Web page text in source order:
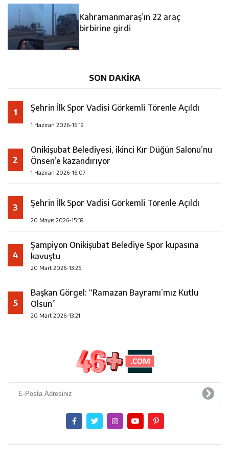
13:28 Yedi Güzel Adam Kütüphanesi ve Deneyim Müzesi
16:19 Şehrin İlk Spor Vadisi Görkemli Törenle Açıldı
Kahramanmaraş’ın 22 araç
birbirine girdi
SON DAKİKA
1 Şehrin İlk Spor Vadisi Görkemli Törenle Açıldı
1 Haziran 2026-16:19
2
Onikişubat Belediyesi, ikinci Kır Düğün Salonu’nu
Önsen’e kazandırıyor
1 Haziran 2026-16:07
3 Şehrin İlk Spor Vadisi Görkemli Törenle Açıldı
20 Mayıs 2026-15:39
4
Şampiyon Onikişubat Belediye Spor kupasına
kavuştu
20 Mart 2026-13:26
5
Başkan Görgel: “Ramazan Bayramı’mız Kutlu
Olsun”
20 Mart 2026-13:21